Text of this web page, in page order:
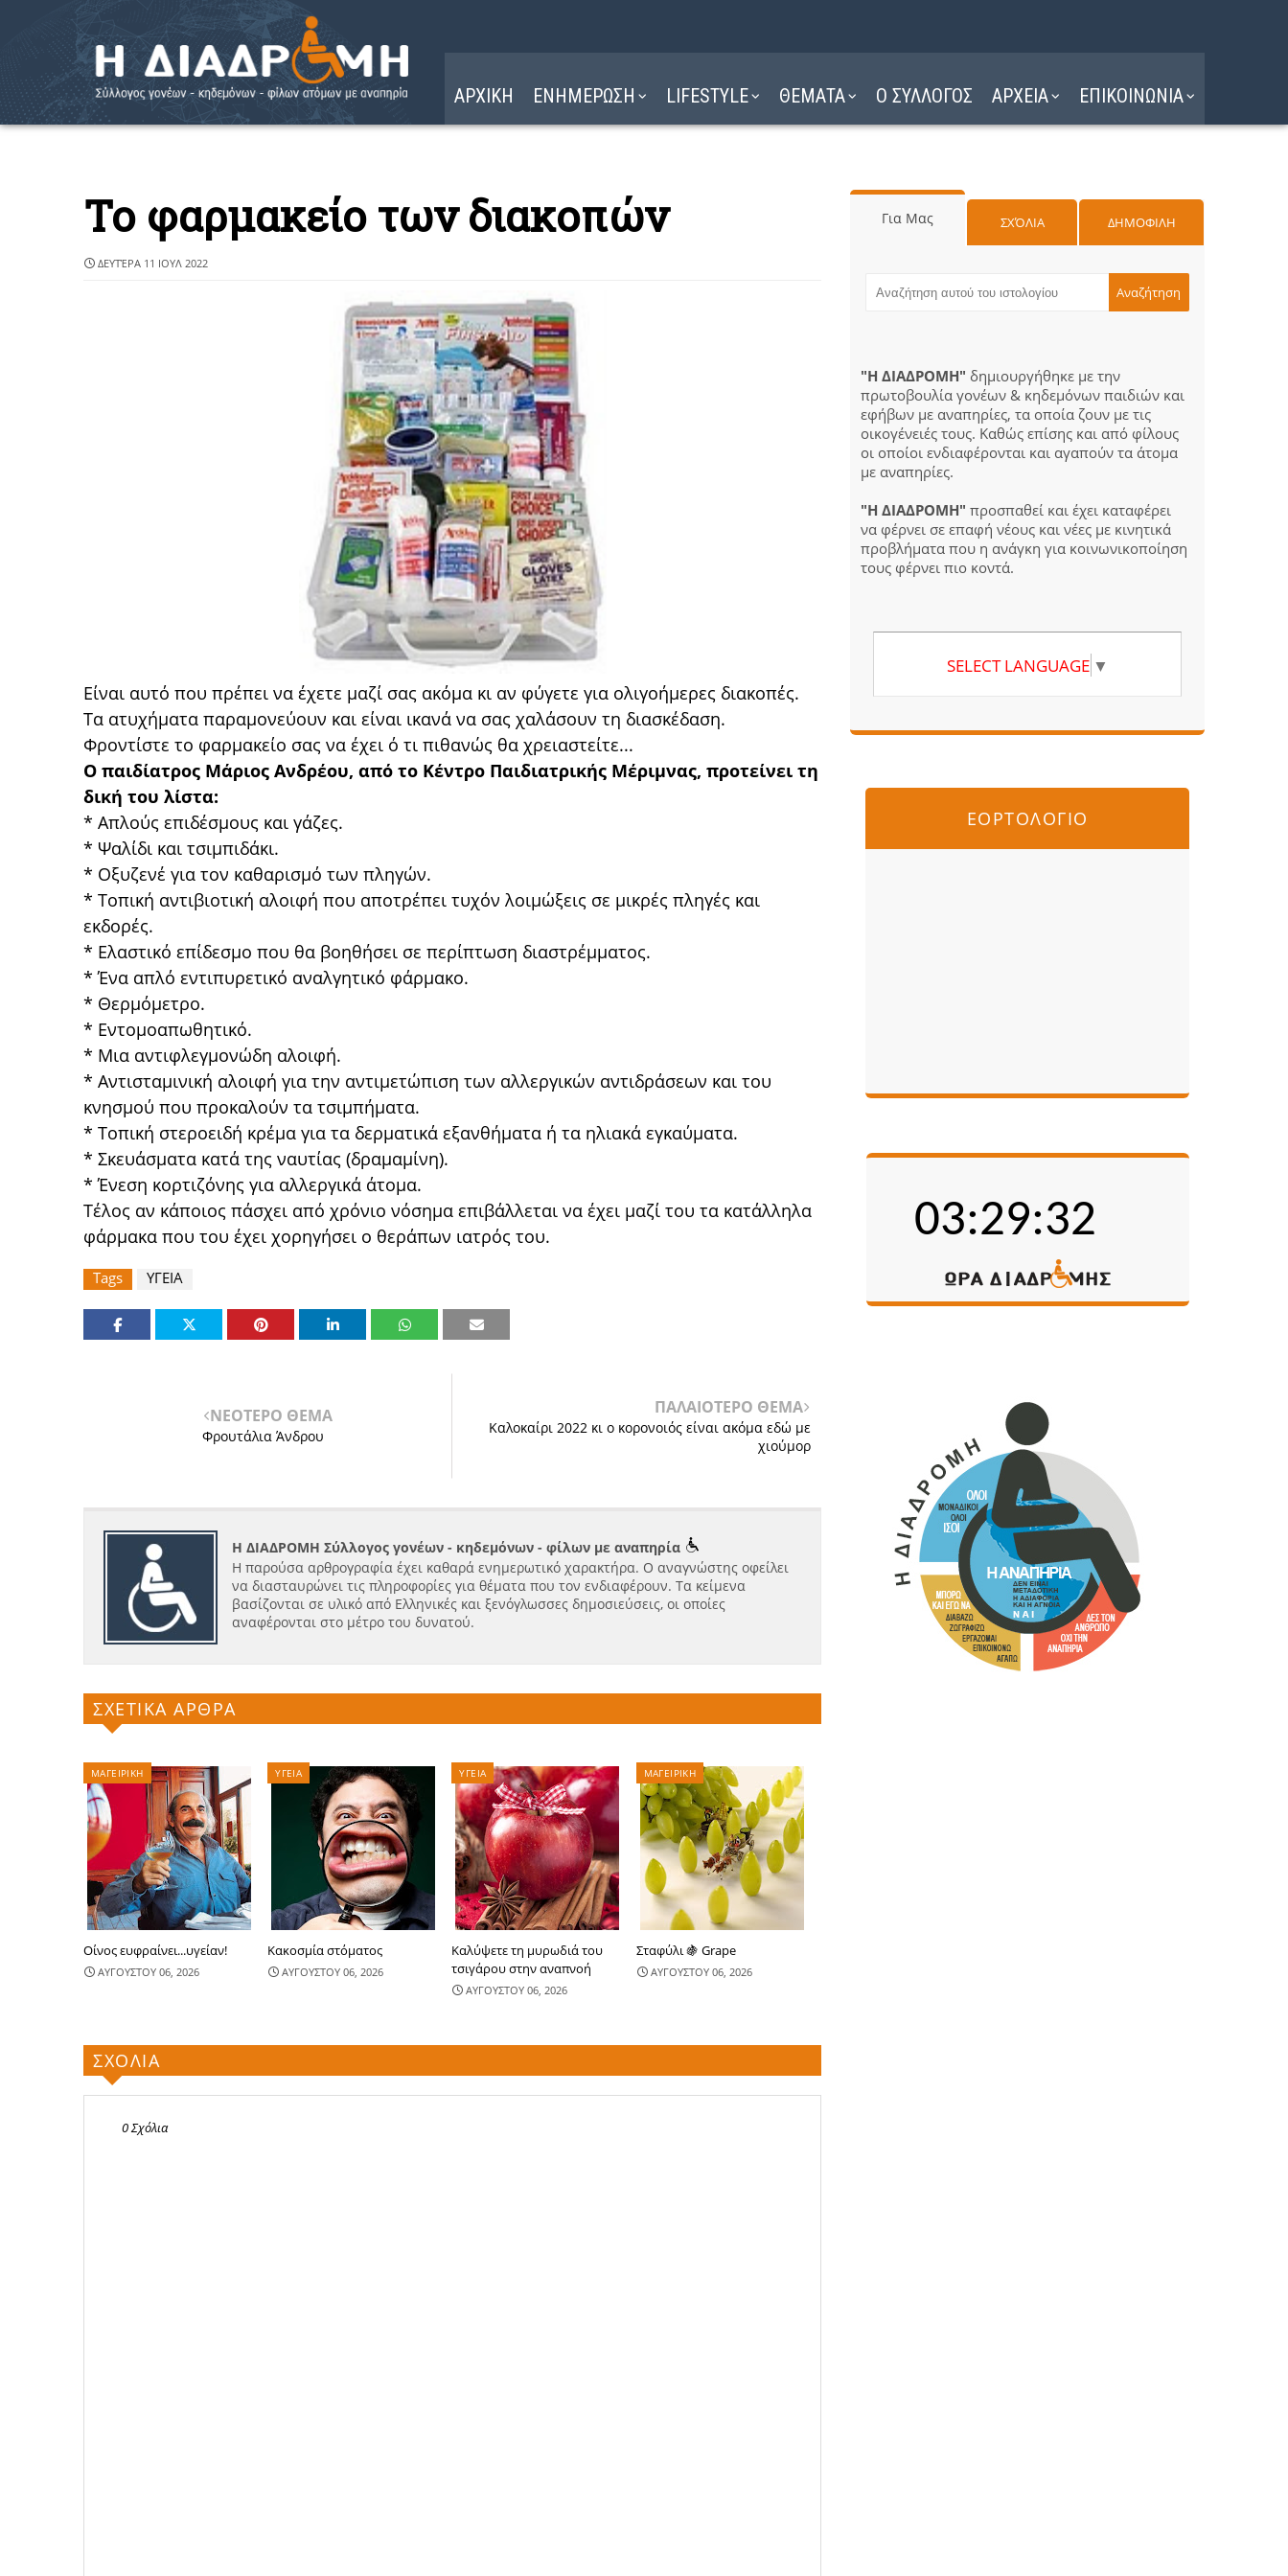
ΑΡΧΙΚΗ ΕΝΗΜΕΡΩΣΗ LIFESTYLE ΘΕΜΑΤΑ Ο ΣΥΛΛΟΓΟΣ ΑΡΧΕΙΑ ΕΠΙΚΟΙΝΩΝΙΑ
Το φαρμακείο των διακοπών
ΔΕΥΤΈΡΑ 11 ΙΟΥΛ 2022
Είναι αυτό που πρέπει να έχετε μαζί σας ακόμα κι αν φύγετε για ολιγοήμερες διακοπές.
Τα ατυχήματα παραμονεύουν και είναι ικανά να σας χαλάσουν τη διασκέδαση.
Φροντίστε το φαρμακείο σας να έχει ό τι πιθανώς θα χρειαστείτε...
Ο παιδίατρος Μάριος Ανδρέου, από το Κέντρο Παιδιατρικής Μέριμνας, προτείνει τη
δική του λίστα:
* Απλούς επιδέσμους και γάζες.
* Ψαλίδι και τσιμπιδάκι.
* Οξυζενέ για τον καθαρισμό των πληγών.
* Τοπική αντιβιοτική αλοιφή που αποτρέπει τυχόν λοιμώξεις σε μικρές πληγές και
εκδορές.
* Ελαστικό επίδεσμο που θα βοηθήσει σε περίπτωση διαστρέμματος.
* Ένα απλό εντιπυρετικό αναλγητικό φάρμακο.
* Θερμόμετρο.
* Εντομοαπωθητικό.
* Μια αντιφλεγμονώδη αλοιφή.
* Αντισταμινική αλοιφή για την αντιμετώπιση των αλλεργικών αντιδράσεων και του
κνησμού που προκαλούν τα τσιμπήματα.
* Τοπική στεροειδή κρέμα για τα δερματικά εξανθήματα ή τα ηλιακά εγκαύματα.
* Σκευάσματα κατά της ναυτίας (δραμαμίνη).
* Ένεση κορτιζόνης για αλλεργικά άτομα.
Τέλος αν κάποιος πάσχει από χρόνιο νόσημα επιβάλλεται να έχει μαζί του τα κατάλληλα
φάρμακα που του έχει χορηγήσει ο θεράπων ιατρός του.
Tags ΥΓΕΙΑ
ΝΕΟΤΕΡΟ ΘΕΜΑ
Φρουτάλια Άνδρου
ΠΑΛΑΙΟΤΕΡΟ ΘΕΜΑ
Καλοκαίρι 2022 κι ο κορονοιός είναι ακόμα εδώ με
χιούμορ
Η ΔΙΑΔΡΟΜΗ Σύλλογος γονέων - κηδεμόνων - φίλων με αναπηρία
Η παρούσα αρθρογραφία έχει καθαρά ενημερωτικό χαρακτήρα. Ο αναγνώστης οφείλει
να διασταυρώνει τις πληροφορίες για θέματα που τον ενδιαφέρουν. Τα κείμενα
βασίζονται σε υλικό από Ελληνικές και ξενόγλωσσες δημοσιεύσεις, οι οποίες
αναφέρονται στο μέτρο του δυνατού.
ΣΧΕΤΙΚΑ ΑΡΘΡΑ
ΜΑΓΕΙΡΙΚΗ
Οίνος ευφραίνει...υγείαν!
ΑΥΓΟΥΣΤΟΥ 06, 2026
ΥΓΕΙΑ
Κακοσμία στόματος
ΑΥΓΟΥΣΤΟΥ 06, 2026
ΥΓΕΙΑ
Καλύψετε τη μυρωδιά του
τσιγάρου στην αναπνοή
ΑΥΓΟΥΣΤΟΥ 06, 2026
ΜΑΓΕΙΡΙΚΗ
Σταφύλι 🍇 Grape
ΑΥΓΟΥΣΤΟΥ 06, 2026
ΣΧΟΛΙΑ
0 Σχόλια
Για Μας ΣΧΌΛΙΑ ΔΗΜΟΦΙΛΗ
"Η ΔΙΑΔΡΟΜΗ" δημιουργήθηκε με την
πρωτοβουλία γονέων & κηδεμόνων παιδιών και
εφήβων με αναπηρίες, τα οποία ζουν με τις
οικογένειές τους. Καθώς επίσης και από φίλους
οι οποίοι ενδιαφέρονται και αγαπούν τα άτομα
με αναπηρίες.
"Η ΔΙΑΔΡΟΜΗ" προσπαθεί και έχει καταφέρει
να φέρνει σε επαφή νέους και νέες με κινητικά
προβλήματα που η ανάγκη για κοινωνικοποίηση
τους φέρνει πιο κοντά.
SELECT LANGUAGE ▼
ΕΟΡΤΟΛΟΓΙΟ